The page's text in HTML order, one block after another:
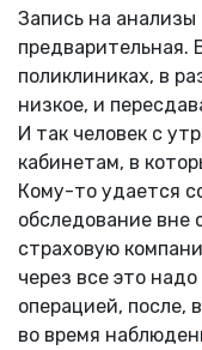
Запись на
предварительная.
поликлиниках, в
низкое, и
И так человек с
кабинетам, в
Кому-то удается
обследование вне
страховую
через все это
операцией, после,
во время